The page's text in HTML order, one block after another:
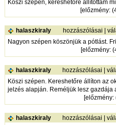
Köszi szépen, kereshetőre állítottam
[előzmény:
halaszkiraly hozzászólásai |
Nagyon szépen köszönjük a pótlást.
[előzmény:
halaszkiraly hozzászólásai |
Köszi szépen. Kereshetőre állíton az
jelzés alapján. Reméljük lesz gazdája
[előzmény:
halaszkiraly hozzászólásai |